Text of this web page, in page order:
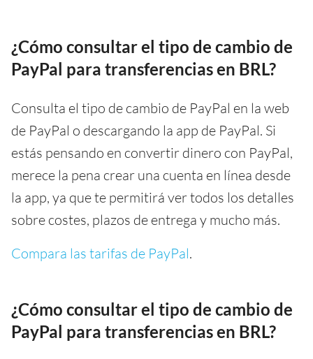
¿Cómo consultar el tipo de cambio de
PayPal para transferencias en BRL?
Consulta el tipo de cambio de PayPal en la web
de PayPal o descargando la app de PayPal. Si
estás pensando en convertir dinero con PayPal,
merece la pena crear una cuenta en línea desde
la app, ya que te permitirá ver todos los detalles
sobre costes, plazos de entrega y mucho más.
Compara las tarifas de PayPal.
¿Cómo consultar el tipo de cambio de
PayPal para transferencias en BRL?